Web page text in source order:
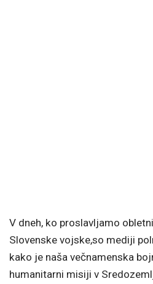
V dneh, ko proslavljamo
Slovenske vojske,so mediji
kako je naša večnamenska
humanitarni misiji v